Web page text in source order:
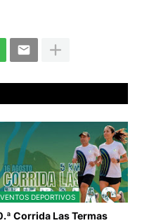
DEPORTIVOS
Corrida Las Termas